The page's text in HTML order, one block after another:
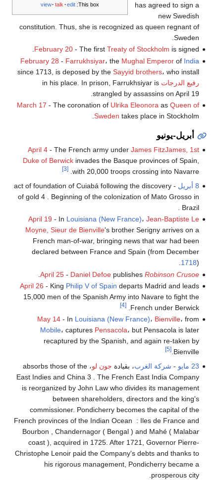
This box:
view talk edit
has agreed to sign a
new Swedish
constitution. Thus, she is recognized as queen regnant of
Sweden.
February 20- The first Treaty of Stockholm is signed.
February 28 - Farrukhsiyar، the Mughal Emperorof India
since 1713, is deposed by the Sayyid brothers، who install
رفيع الدرجات in his place. In prison, Farrukhsiyar is
strangled by assassins on April 19.
March 17 - The coronation of Ulrika Eleonora as Queen of
Sweden takes place in Stockholm.
أبريل-يونيو
April 4- The French army under James FitzJames, 1st
Duke of Berwickinvades the Basque provinces of Spain,
with 20,000 troops crossing into Navarre.
[3]
8 أبريل
- act of foundation of Cuiabá following the discovery
of gold 4 . Beginning of the colonization of Mato Grosso in
Brazil .
April 19 - In Louisiana (New France)، Jean-Baptiste Le
Moyne, Sieur de Bienville's brother Serigny arrives on a
French man-of-war, bringing news that war had been
declared between France and Spain (from December
1718).
April 25- Daniel Defoepublishes Robinson Crusoe
April 26 - King Philip V of Spain departs Madrid and leads
15,000 men of the Spanish Army into Navare to fight the
French under Berwick.
[4]
May 14- In Louisiana (New France)، Bienville، from
Mobile، captures Pensacola، but Pensacola is later
recaptured by the Spanish, and again re-taken by
Bienville.
[5]
23 مايو - شركة الغرب، بقيادة جون لو
، absorbs those of the
East Indies and China 3 . The French East India Company
is reorganized by John Law who divides its management
between shareholders, directors and the king's
commissioner. Pondicherry becomes the capital of the
French provinces of the Indian Ocean : Iles de France and
Bourbon , Chandernagor ( Bengal ) and Mahé ( Malabar
coast ), acquired in 1725. After 1721, Governor Pierre-
Christophe Lenoir paid the Company's debts and thanks to
his rigorous management, Pondicherry became a
prosperous city.